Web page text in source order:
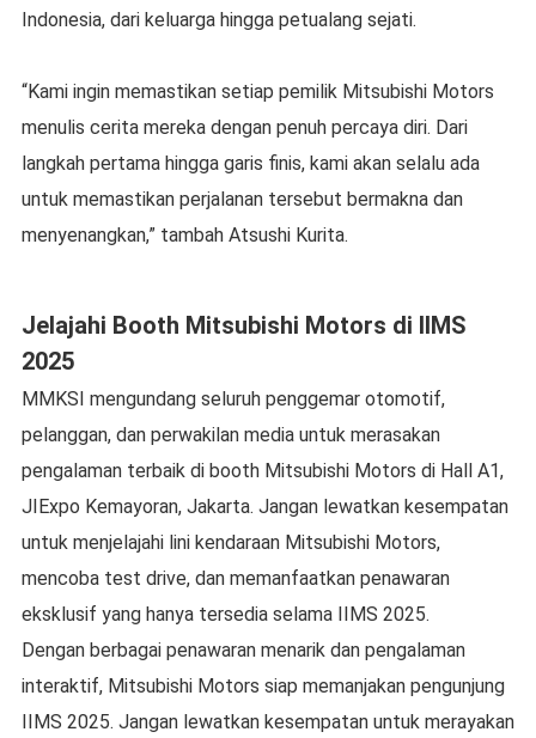
Indonesia, dari keluarga hingga petualang sejati.
“Kami ingin memastikan setiap pemilik Mitsubishi Motors
menulis cerita mereka dengan penuh percaya diri. Dari
langkah pertama hingga garis finis, kami akan selalu ada
untuk memastikan perjalanan tersebut bermakna dan
menyenangkan,” tambah Atsushi Kurita.
Jelajahi Booth Mitsubishi Motors di IIMS
2025
MMKSI mengundang seluruh penggemar otomotif,
pelanggan, dan perwakilan media untuk merasakan
pengalaman terbaik di booth Mitsubishi Motors di Hall A1,
JIExpo Kemayoran, Jakarta. Jangan lewatkan kesempatan
untuk menjelajahi lini kendaraan Mitsubishi Motors,
mencoba test drive, dan memanfaatkan penawaran
eksklusif yang hanya tersedia selama IIMS 2025.
Dengan berbagai penawaran menarik dan pengalaman
interaktif, Mitsubishi Motors siap memanjakan pengunjung
IIMS 2025. Jangan lewatkan kesempatan untuk merayakan